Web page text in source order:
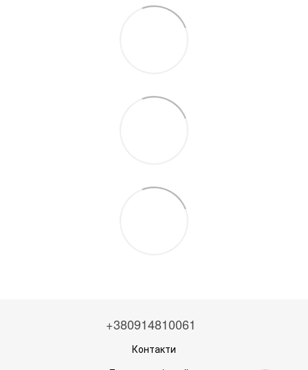
+380914810061
Контакти